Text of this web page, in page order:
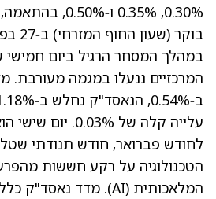
בוקר (שעון החוף המזרחי) ב‑27 בפברואר.
במהלך המסחר הרגיל ביום
עלייה קלה של
לחודש פברואר, חודש תנודתי
הטכנולוגיה על רקע חששות